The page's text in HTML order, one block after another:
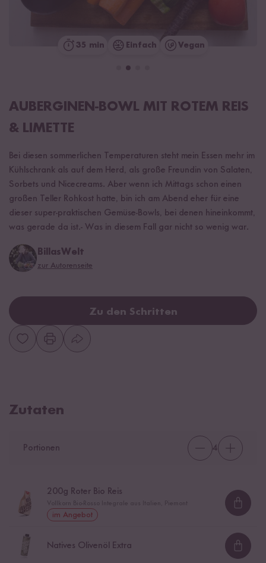
35 min Einfach Vegan
AUBERGINEN-BOWL MIT ROTEM REIS
& LIMETTE
Bei diesen sommerlichen Temperaturen steht mein Essen mehr im
Kühlschrank als auf dem Herd, als große Freundin von Salaten,
Sorbets und Nicecreams. Aber wenn ich Mittags schon einen
großen Teller Rohkost hatte, bin ich am Abend eher für eine
dieser super-praktischen Gemüse-Bowls, bei denen hineinkommt,
was gerade da ist.- Was in diesem Fall gar nicht so wenig war.
BillasWelt
zur Autorenseite
Zu den Schritten
Zutaten
Portionen 4
200g Roter Bio Reis
im Angebot
Natives Olivenöl Extra